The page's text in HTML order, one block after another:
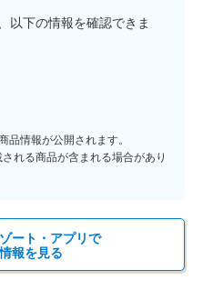
以下の情報を確認できま
情報が公開されます。
れる商品が含まれる場合があり
ート・アプリで
報を見る